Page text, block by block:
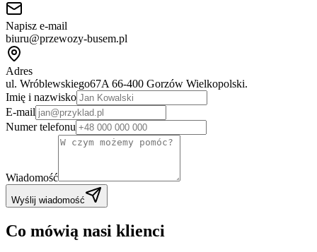
Napisz e-mail
biuru@przewozy-busem.pl
Adres
ul. Wróblewskiego67A 66-400 Gorzów Wielkopolski.
Imię i nazwisko
E-mail
Numer telefonu
Wiadomość
Wyślij wiadomość
Co mówią nasi klienci